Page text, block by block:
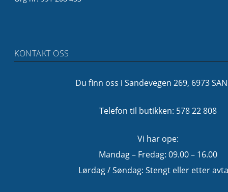
KONTAKT OSS
Du finn oss i Sandevegen 269, 6973
Telefon til butikken: 578 22 808
Vi har ope:
Mandag – Fredag: 09.00 – 16.00
Lørdag / Søndag: Stengt eller etter